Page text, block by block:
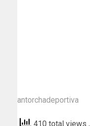
antorchadeportiva
410 total views